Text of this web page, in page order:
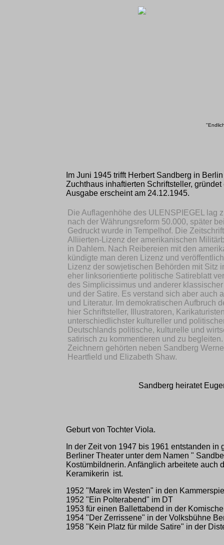
Im Juni 1945 trifft Herbert Sandberg in
Zuchthaus inhaftierten Schriftsteller,
Ausgabe erscheint am 24.12.1945.
Die Auflagenhöhe des ULENSPIEGEL lag
nach der Währungsreform 50.000, später
Gedruckt wurde in Tempelhof. Die
Alliierten-Lizenz der amerikanischen
in Dahlem. Nach Reibereien mit den
kündigte man deren Lizenz und
Lizenz der sowjetischen Behörden mit Sitz
eher linksorientierte politische Satireblatt
des Simplicissimus und anderer
und der Satire. Es verstand sich aber auch
und Literatur. Im demokratischen Aufbruch
hier Schriftsteller, Illustratoren,
unterschiedlichster kultureller und
Deutschlands politische, kulturelle und
satirisch zu kommentieren und zu
Zeichnern gehörten neben Sandberg
Heartfield und Elizabeth Shaw.
Sandberg heiratet
Geburt von Tochter Viola.
In der Zeit von 1947 bis 1961 entstanden
Berliner Theater unter dem Namen "
Kostümbildnerin. Anfänglich arbeitete auch
Keramikerin ist.
1952 "Marek im Westen" in den
1952 "Ein Polterabend" im DT
1953 für einen Ballettabend in der
1954 "Der Zerrissene" in der Volksbühne
1958 "Kein Platz für milde Satire" in der